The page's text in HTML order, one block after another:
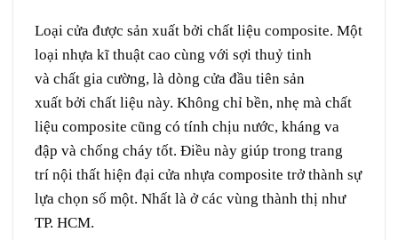
Loại cửa được sản xuất bởi chất liệu composite. Một
loại nhựa kĩ thuật cao cùng với sợi thuỷ tinh
và chất gia cường, là dòng cửa đầu tiên sản
xuất bởi chất liệu này. Không chỉ bền, nhẹ mà chất
liệu composite cũng có tính chịu nước, kháng va
đập và chống cháy tốt. Điều này giúp trong trang
trí nội thất hiện đại cửa nhựa composite trở thành sự
lựa chọn số một. Nhất là ởcác vùng thành thị như
TP. HCM.